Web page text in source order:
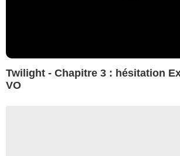
Twilight - Chapitre 3 : hésitation
VO